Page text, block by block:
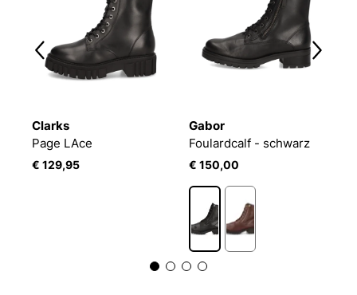
Clarks
Page LAce
€ 129,95
Gabor
Foulardcalf - schwarz
€ 150,00